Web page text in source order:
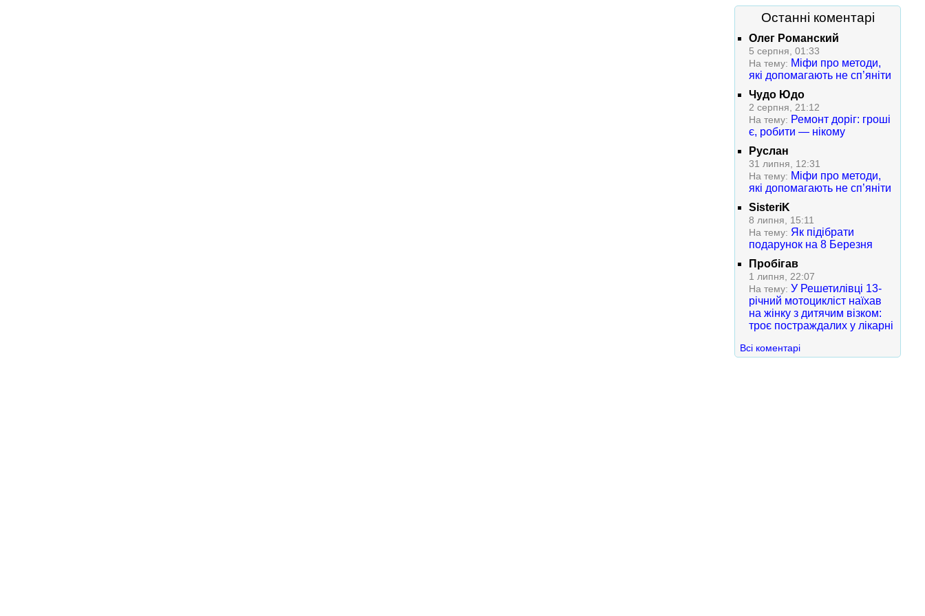
Останні коментарі
Олег Романский
5 серпня, 01:33
На тему: Міфи про методи,
які допомагають не сп’яніти
Чудо Юдо
2 серпня, 21:12
На тему: Ремонт доріг: гроші
є, робити — нікому
Руслан
31 липня, 12:31
На тему: Міфи про методи,
які допомагають не сп’яніти
SisteriK
8 липня, 15:11
На тему: Як підібрати
подарунок на 8 Березня
Пробігав
1 липня, 22:07
На тему: У Решетилівці 13-
річний мотоцикліст наїхав
на жінку з дитячим візком:
троє постраждалих у лікарні
Всі коментарі